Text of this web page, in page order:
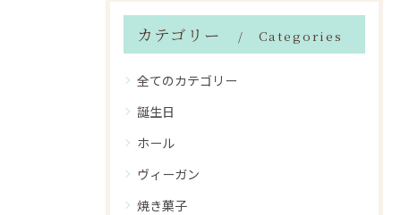
カテゴリー Categories
全てのカテゴリー
誕生日
ホール
ヴィーガン
焼き菓子